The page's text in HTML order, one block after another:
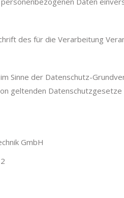
des für die Verarbeitung
Sinne der Datenschutz-
geltenden
GmbH